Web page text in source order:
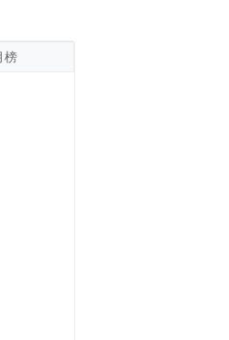
议短线
升，沪
榜